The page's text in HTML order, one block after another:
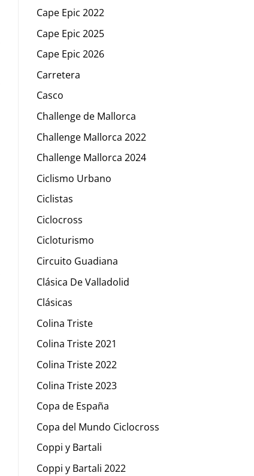
Cape Epic 2022
Cape Epic 2025
Cape Epic 2026
Carretera
Casco
Challenge de Mallorca
Challenge Mallorca 2022
Challenge Mallorca 2024
Ciclismo Urbano
Ciclistas
Ciclocross
Cicloturismo
Circuito Guadiana
Clásica De Valladolid
Clásicas
Colina Triste
Colina Triste 2021
Colina Triste 2022
Colina Triste 2023
Copa de España
Copa del Mundo Ciclocross
Coppi y Bartali
Coppi y Bartali 2022